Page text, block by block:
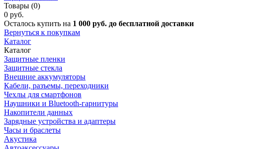
Товары (0)
0 руб.
Осталось купить на 1 000 руб. до бесплатной доставки
Вернуться к покупкам
Каталог
Каталог
Защитные пленки
Защитные стекла
Внешние аккумуляторы
Кабели, разъемы, переходники
Чехлы для смартфонов
Наушники и Bluetooth-гарнитуры
Накопители данных
Зарядные устройства и адаптеры
Часы и браслеты
Акустика